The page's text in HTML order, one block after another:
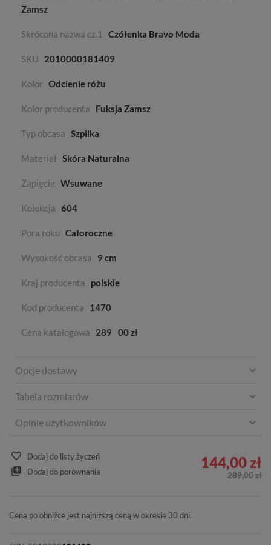
Zamsz
Skrócona nazwa cz.1 Czółenka Bravo Moda
SKU 2010000181409
Kolor Odcienie różu
Kolor producenta Fuksja Zamsz
Typ obcasa Szpilka
Materiał Skóra Naturalna
Zapięcie Wsuwane
Kolekcja 604
Pora roku Całoroczne
Wysokość obcasa 9 cm
Kraj producenta polskie
Kod producenta 1470
Cena katalogowa 289 00 zł
Opcje dostawy
Tabela rozmiarów
Opinie użytkowników
Dodaj do listy życzeń
Dodaj do porównania
144,00 zł
289,00 zł
Cena po obniżce jest najniższą ceną w okresie 30 dni.